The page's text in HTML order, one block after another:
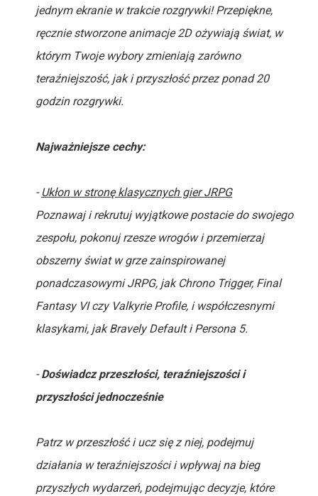
jednym ekranie w trakcie rozgrywki! Przepiękne,
ręcznie stworzone animacje 2D ożywiają świat, w
którym Twoje wybory zmieniają zarówno
teraźniejszość, jak i przyszłość przez ponad 20
godzin rozgrywki.
Najważniejsze cechy:
- Ukłon w stronę klasycznych gier JRPG
Poznawaj i rekrutuj wyjątkowe postacie do swojego
zespołu, pokonuj rzesze wrogów i przemierzaj
obszerny świat w grze zainspirowanej
ponadczasowymi JRPG, jak Chrono Trigger, Final
Fantasy VI czy Valkyrie Profile, i współczesnymi
klasykami, jak Bravely Default i Persona 5.
-Doświadcz przeszłości, teraźniejszości i
przyszłości jednocześnie
Patrz w przeszłość i ucz się z niej, podejmuj
działania w teraźniejszości i wpływaj na bieg
przyszłych wydarzeń, podejmując decyzje, które